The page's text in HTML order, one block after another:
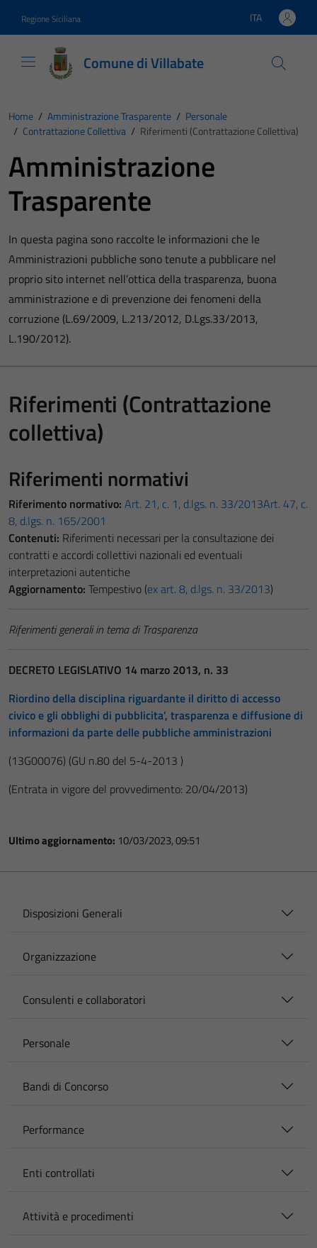
Regione Siciliana Lingua attiva:
ITA
Comune di Villabate
Home / Amministrazione Trasparente / Personale
/ Contrattazione Collettiva / Riferimenti (Contrattazione Collettiva)
Amministrazione
Trasparente
In questa pagina sono raccolte le informazioni che le
Amministrazioni pubbliche sono tenute a pubblicare nel
proprio sito internet nell’ottica della trasparenza, buona
amministrazione e di prevenzione dei fenomeni della
corruzione (L.69/2009, L.213/2012, D.Lgs.33/2013,
L.190/2012).
Riferimenti (Contrattazione
collettiva)
Riferimenti normativi
Riferimento normativo: Art. 21, c. 1, d.lgs. n. 33/2013Art. 47, c.
8, d.lgs. n. 165/2001
Contenuti: Riferimenti necessari per la consultazione dei
contratti e accordi collettivi nazionali ed eventuali
interpretazioni autentiche
Aggiornamento: Tempestivo (ex art. 8, d.lgs. n. 33/2013)
Riferimenti generali in tema di Trasparenza
DECRETO LEGISLATIVO 14 marzo 2013, n. 33
Riordino della disciplina riguardante il diritto di accesso
civico e gli obblighi di pubblicita’, trasparenza e diffusione di
informazioni da parte delle pubbliche amministrazioni
(13G00076) (GU n.80 del 5-4-2013 )
(Entrata in vigore del provvedimento: 20/04/2013)
Ultimo aggiornamento: 10/03/2023, 09:51
Disposizioni Generali
Organizzazione
Consulenti e collaboratori
Personale
Bandi di Concorso
Performance
Enti controllati
Attività e procedimenti